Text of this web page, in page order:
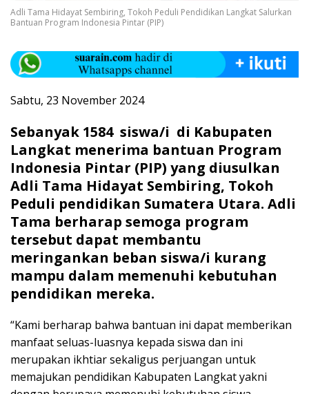
Adli Tama Hidayat Sembiring, Tokoh Peduli Pendidikan Langkat Salurkan
Bantuan Program Indonesia Pintar (PIP)
Sabtu, 23 November 2024
Sebanyak 1584 siswa/i di Kabupaten
Langkat menerima bantuan Program
Indonesia Pintar (PIP) yang diusulkan
Adli Tama Hidayat Sembiring, Tokoh
Peduli pendidikan Sumatera Utara. Adli
Tama berharap semoga program
tersebut dapat membantu
meringankan beban siswa/i kurang
mampu dalam memenuhi kebutuhan
pendidikan mereka.
“Kami berharap bahwa bantuan ini dapat memberikan
manfaat seluas-luasnya kepada siswa dan ini
merupakan ikhtiar sekaligus perjuangan untuk
memajukan pendidikan Kabupaten Langkat yakni